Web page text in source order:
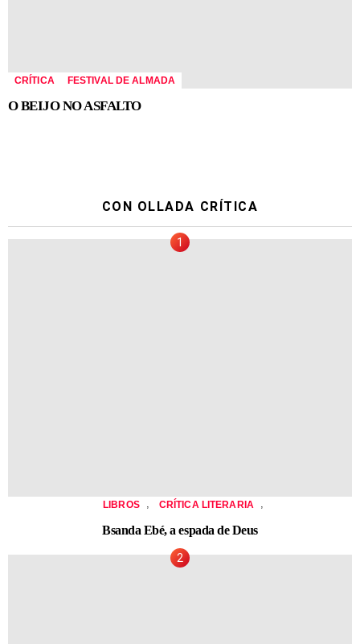
CRÍTICA FESTIVAL DE ALMADA
O BEIJO NO ASFALTO
CON OLLADA CRÍTICA
LIBROS , CRÍTICA LITERARIA ,
Bsanda Ebé, a espada de Deus